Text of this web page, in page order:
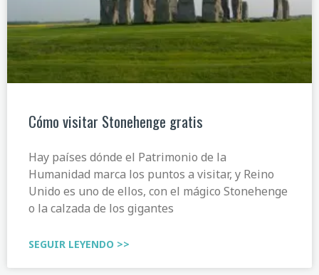
Cómo visitar Stonehenge gratis
Hay países dónde el Patrimonio de la
Humanidad marca los puntos a visitar, y Reino
Unido es uno de ellos, con el mágico Stonehenge
o la calzada de los gigantes
SEGUIR LEYENDO >>